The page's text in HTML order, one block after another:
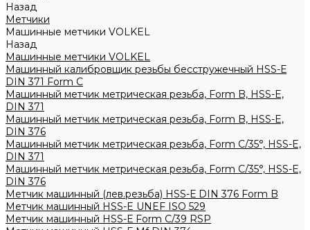
Назад
Метчики
Машинные метчики VOLKEL
Назад
Машинные метчики VOLKEL
Машинный калибровщик резьбы бесстружечный HSS-Е
DIN 371 Form C
Машинный метчик метрическая резьба, Form B, HSS-E,
DIN 371
Машинный метчик метрическая резьба, Form B, HSS-E,
DIN 376
Машинный метчик метрическая резьба, Form С/35°, HSS-E,
DIN 371
Машинный метчик метрическая резьба, Form С/35°, HSS-E,
DIN 376
Метчик машинный (лев.резьба) HSS-Е DIN 376 Form B
Метчик машинный HSS-E UNEF ISO 529
Метчик машинный HSS-Е Form C/39 RSP